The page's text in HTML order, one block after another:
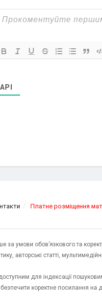
Платне розміщення
за умови обов’язкового та
статті, мультимедійні
для індексації
коректне посилання